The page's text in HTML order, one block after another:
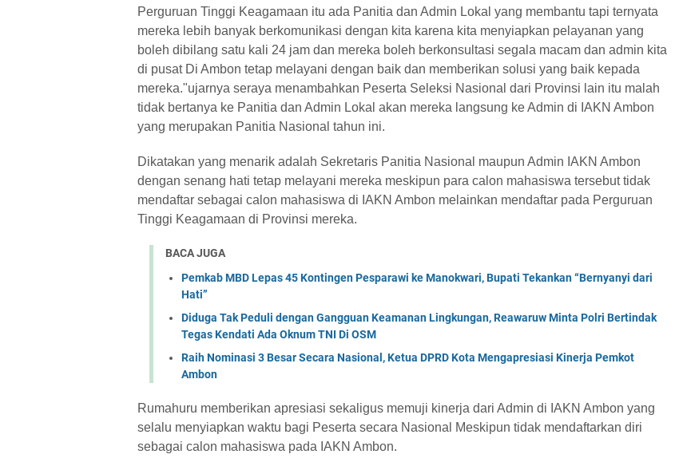
Perguruan Tinggi Keagamaan itu ada Panitia dan Admin Lokal yang membantu tapi ternyata
mereka lebih banyak berkomunikasi dengan kita karena kita menyiapkan pelayanan yang
boleh dibilang satu kali 24 jam dan mereka boleh berkonsultasi segala macam dan admin kita
di pusat Di Ambon tetap melayani dengan baik dan memberikan solusi yang baik kepada
mereka."ujarnya seraya menambahkan Peserta Seleksi Nasional dari Provinsi lain itu malah
tidak bertanya ke Panitia dan Admin Lokal akan mereka langsung ke Admin di IAKN Ambon
yang merupakan Panitia Nasional tahun ini.
Dikatakan yang menarik adalah Sekretaris Panitia Nasional maupun Admin IAKN Ambon
dengan senang hati tetap melayani mereka meskipun para calon mahasiswa tersebut tidak
mendaftar sebagai calon mahasiswa di IAKN Ambon melainkan mendaftar pada Perguruan
Tinggi Keagamaan di Provinsi mereka.
BACA JUGA
Pemkab MBD Lepas 45 Kontingen Pesparawi ke Manokwari, Bupati Tekankan “Bernyanyi dari
Hati” ‎
Diduga Tak Peduli dengan Gangguan Keamanan Lingkungan, Reawaruw Minta Polri Bertindak
Tegas Kendati Ada Oknum TNI Di OSM
Raih Nominasi 3 Besar Secara Nasional, Ketua DPRD Kota Mengapresiasi Kinerja Pemkot
Ambon
Rumahuru memberikan apresiasi sekaligus memuji kinerja dari Admin di IAKN Ambon yang
selalu menyiapkan waktu bagi Peserta secara Nasional Meskipun tidak mendaftarkan diri
sebagai calon mahasiswa pada IAKN Ambon.